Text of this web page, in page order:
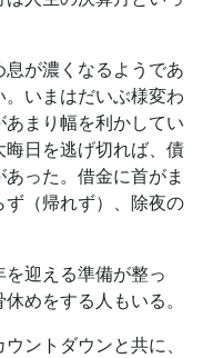
が濃くなるようであ
いまはだいぶ様変わ
まり幅を利かしてい
日を逃げ切れば、債
った。借金に首がま
（帰れず）、除夜の
迎える準備が整っ
めをする人もいる。
ントダウンと共に、